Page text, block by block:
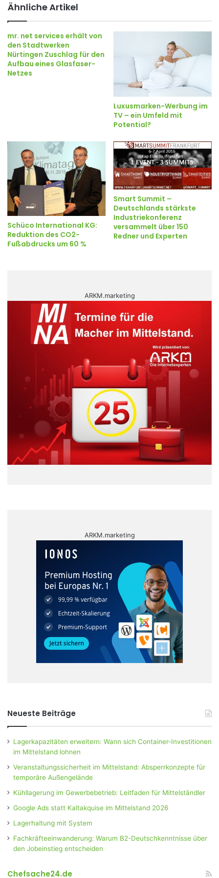
Ähnliche Artikel
mr. net services erhält von
den Stadtwerken
Nürtingen Zuschlag für den
Aufbau eines Glasfaser-
Netzes
Luxusmarken-Werbung im
TV – ein Umfeld mit
Potential?
Schüco International KG:
Reduktion des CO2-
Fußabdrucks um 60 %
Smart Summit –
Deutschlands stärkste
Industriekonferenz
versammelt über 150
Redner und Experten
ARKM.marketing
ARKM.marketing
Neueste Beiträge
Lagerkapazitäten erweitern: Wann sich Container-Investitionen
im Mittelstand lohnen
Veranstaltungssicherheit im Mittelstand: Absperrkonzepte für
temporäre Außengelände
Kühllagerung im Gewerbebetrieb: Leitfaden für Mittelständler
Google Ads statt Kaltakquise im Mittelstand 2026
Lagerhaltung mit System
Fachkräfteeinwanderung: Warum B2-Deutschkenntnisse über
den Jobeinstieg entscheiden
Chefsache24.de